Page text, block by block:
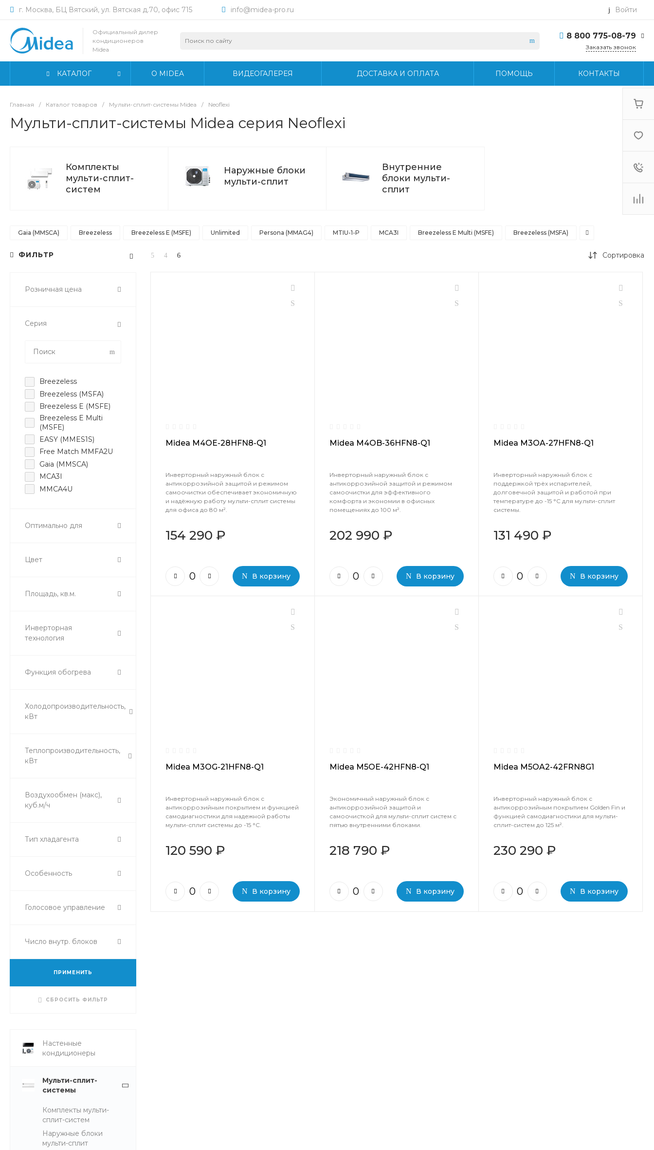
г. Москва, БЦ Вятский, ул. Вятская д.70, офис 715 info@midea-pro.ru Войти
Официальный дилер
кондиционеров
Midea
8 800 775-08-79
г. Москва, БЦ Вятский,
Заказать звонок
КАТАЛОГ О MIDEA ВИДЕОГАЛЕРЕЯ ДОСТАВКА И ОПЛАТА ПОМОЩЬ КОНТАКТЫ
Главная / Каталог товаров / Мульти-сплит-системы Midea / Neoflexi
Мульти-сплит-системы Midea серия Neoflexi
Комплекты
мульти-сплит-
систем
Наружные блоки
мульти-сплит
Внутренние
блоки мульти-
сплит
Gaia (MMSCA) Breezeless Breezeless E (MSFE) Unlimited Persona (MMAG4) MTIU-1-P MCA3I Breezeless E Multi (MSFE) Breezeless (MSFA)
ФИЛЬТР
Розничная цена
Серия
Breezeless
Breezeless (MSFA)
Breezeless E (MSFE)
Breezeless E Multi
(MSFE)
EASY (MMES1S)
Free Match MMFA2U
Gaia (MMSCA)
MCA3I
MMCA4U
MTIU multi
MTIU-P(GA)
Оптимально для
Цвет
Площадь, кв.м.
Инверторная
технология
Функция обогрева
Холодопроизводительность,
кВт
Теплопроизводительность,
кВт
Воздухообмен (макс),
куб.м/ч
Тип хладагента
Особенность
Голосовое управление
Число внутр. блоков
ПРИМЕНИТЬ
СБРОСИТЬ ФИЛЬТР
Настенные
кондиционеры
Мульти-сплит-
системы
Комплекты мульти-
сплит-систем
Наружные блоки
мульти-сплит
Сортировка
Midea M4OE-28HFN8-Q1
Инверторный наружный блок с
антикоррозийной защитой и режимом
самоочистки обеспечивает экономичную
и надёжную работу мульти-сплит системы
для офиса до 80 м².
154 290 ₽
В корзину
Midea M4OB-36HFN8-Q1
Инверторный наружный блок с
антикоррозийной защитой и режимом
самоочистки для эффективного
комфорта и экономии в офисных
помещениях до 100 м².
202 990 ₽
В корзину
Midea M3OA-27HFN8-Q1
Инверторный наружный блок с
поддержкой трёх испарителей,
долговечной защитой и работой при
температуре до -15 °C для мульти-сплит
системы.
131 490 ₽
В корзину
Midea M3OG-21HFN8-Q1
Инверторный наружный блок с
антикоррозийным покрытием и функцией
самодиагностики для надежной работы
мульти-сплит системы до -15 °C.
120 590 ₽
В корзину
Midea M5OE-42HFN8-Q1
Экономичный наружный блок с
антикоррозийной защитой и
самоочисткой для мульти-сплит систем с
пятью внутренними блоками.
218 790 ₽
В корзину
Midea M5OA2-42FRN8G1
Инверторный наружный блок с
антикоррозийным покрытием Golden Fin и
функцией самодиагностики для мульти-
сплит-систем до 125 м².
230 290 ₽
В корзину